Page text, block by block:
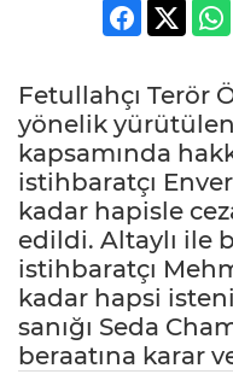
Fetullahçı Terör
yönelik
kapsamında
istihbaratçı Enver
kadar hapisle
edildi. Altaylı ile
istihbaratçı
kadar hapsi
sanığı Seda
beraatına karar